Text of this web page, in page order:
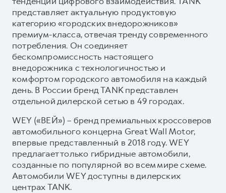
представляет актуальную продуктовую
категорию «городских внедорожников»
премиум-класса, отвечая тренду современного
потребления. Он соединяет
бескомпромиссность настоящего
внедорожника с технологичностью и
комфортом городского автомобиля на каждый
день. В России бренд TANK представлен
отдельной дилерской сетью в 49 городах.
WEY («ВЕЙ») – бренд премиальных кроссоверов
автомобильного концерна Great Wall Motor,
впервые представленный в 2018 году. WEY
предлагает только гибридные автомобили,
созданные по популярной во всем мире схеме.
Автомобили WEY доступны в дилерских
центрах TANK.